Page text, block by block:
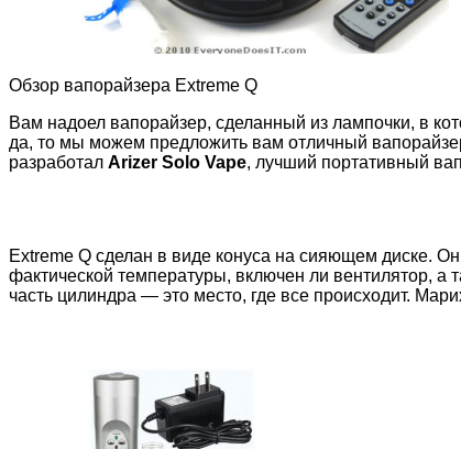
Обзор вапорайзера Extreme Q
Вам надоел вапорайзер, сделанный из лампочки, в
да, то мы можем предложить вам отличный
разработал Arizer Solo Vape, лучший портативный
Extreme Q сделан в виде конуса на сияющем диске.
фактической температуры, включен ли вентилятор,
часть цилиндра — это место, где все происходит.